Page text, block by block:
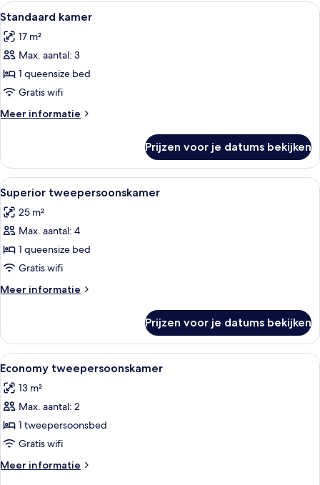
Alle
foto's
voor
Standaard
kamer
laden
Een slaapkamer met een houten
21
Standaard kamer
17 m²
Max. aantal: 3
1 queensize bed
Gratis wifi
Meer informatie
Meer
kamer
Prijzen voor je datums bekijken
Alle
foto's
voor
Superior
tweepersoonskamer
laden
Superior tweepersoonskamer |
21
Superior tweepersoonskamer
25 m²
Max. aantal: 4
1 queensize bed
Gratis wifi
Meer informatie
Meer
tweepersoonskamer
Prijzen voor je datums bekijken
Alle
foto's
voor
Economy
tweepersoonskamer
laden
Een slaapkamer met een houten
13
Economy tweepersoonskamer
13 m²
Max. aantal: 2
1 tweepersoonsbed
Gratis wifi
Meer informatie
Meer